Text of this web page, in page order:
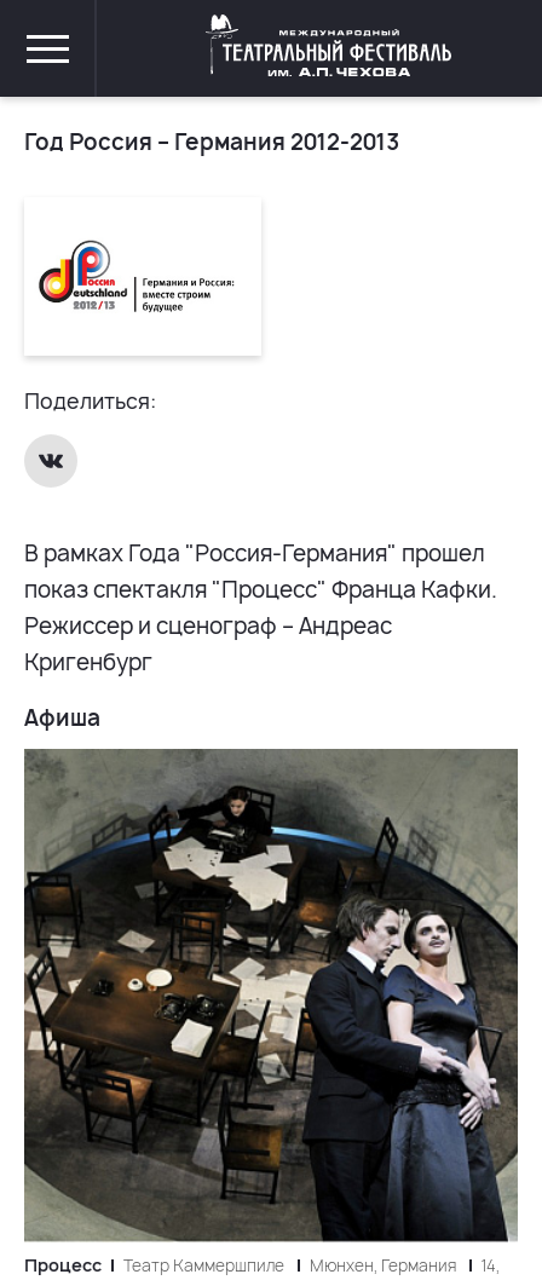
Год Россия – Германия 2012-2013
В рамках Года "Россия-Германия" прошел
показ спектакля "Процесс" Франца Кафки.
Режиссер и сценограф – Андреас
Кригенбург
Афиша
Процесс Театр Каммершпиле Мюнхен, Германия
14,
Поделиться: